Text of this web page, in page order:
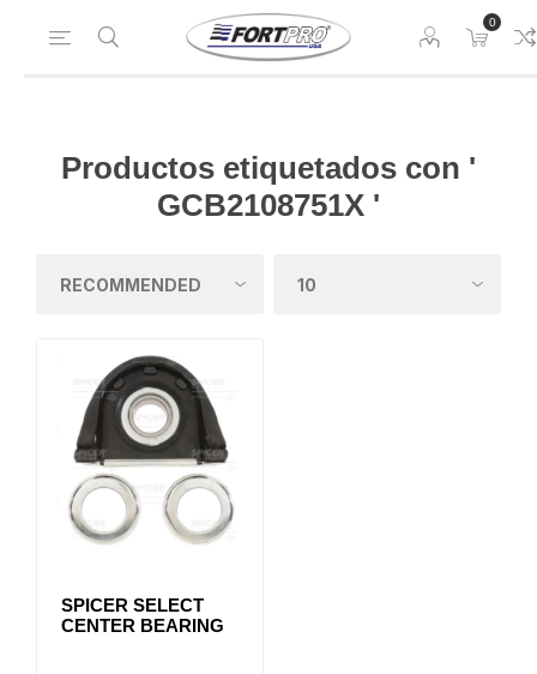
0
Productos etiquetados con '
GCB2108751X '
SPICER SELECT
CENTER BEARING